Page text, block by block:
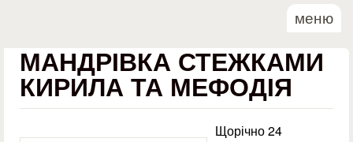
меню
МАНДРІВКА СТЕЖКАМИ
КИРИЛА ТА МЕФОДІЯ
Щорічно 24